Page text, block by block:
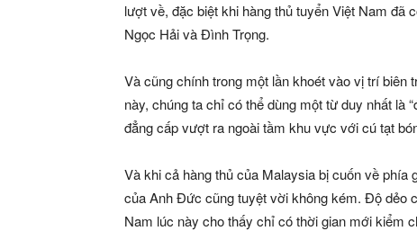
lượt về, đặc biệt khi hàng thủ tuyển Việt Nam đã
Ngọc Hải và Đình Trọng.
Và cũng chính trong một lần khoét vào vị trí biên
này, chúng ta chỉ có thể dùng một từ duy nhất là
đẳng cấp vượt ra ngoài tầm khu vực với cú tạt
Và khi cả hàng thủ của Malaysia bị cuốn về
của Anh Đức cũng tuyệt vời không kém. Độ dẻo
Nam lúc này cho thấy chỉ có thời gian mới kiểm